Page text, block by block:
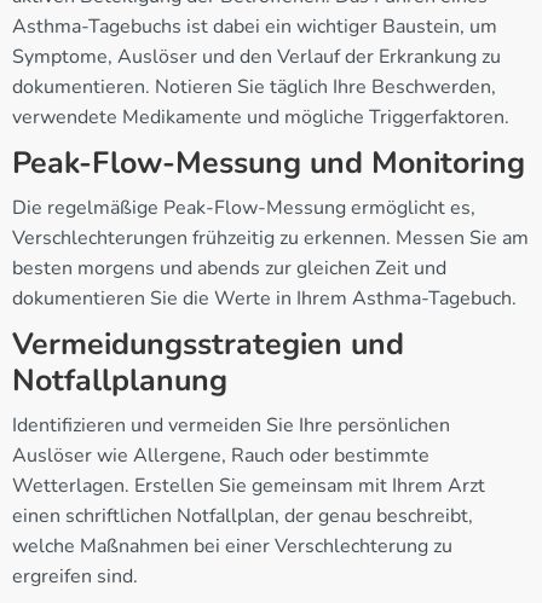
Asthma-Tagebuchs ist dabei ein wichtiger Baustein, um
Symptome, Auslöser und den Verlauf der Erkrankung zu
dokumentieren. Notieren Sie täglich Ihre Beschwerden,
verwendete Medikamente und mögliche Triggerfaktoren.
Peak-Flow-Messung und Monitoring
Die regelmäßige Peak-Flow-Messung ermöglicht es,
Verschlechterungen frühzeitig zu erkennen. Messen Sie am
besten morgens und abends zur gleichen Zeit und
dokumentieren Sie die Werte in Ihrem Asthma-Tagebuch.
Vermeidungsstrategien und
Notfallplanung
Identifizieren und vermeiden Sie Ihre persönlichen
Auslöser wie Allergene, Rauch oder bestimmte
Wetterlagen. Erstellen Sie gemeinsam mit Ihrem Arzt
einen schriftlichen Notfallplan, der genau beschreibt,
welche Maßnahmen bei einer Verschlechterung zu
ergreifen sind.